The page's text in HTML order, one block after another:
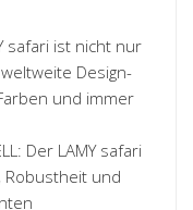
safari ist nicht nur
Design-
und immer
Der LAMY safari
Robustheit und